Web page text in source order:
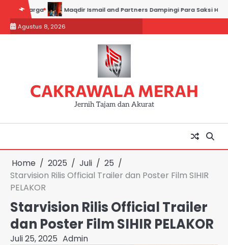
content
Maqdir Ismail and Partners Dampingi Para Saksi Hadiri
Agustus 8, 2026
CAKRAWALA MERAH
Jernih Tajam dan Akurat
Home 2025 Juli
25
Starvision Rilis Official Trailer dan Poster Film SIHIR
PELAKOR
Starvision Rilis Official Trailer
dan Poster Film SIHIR PELAKOR
Juli 25, 2025 Admin